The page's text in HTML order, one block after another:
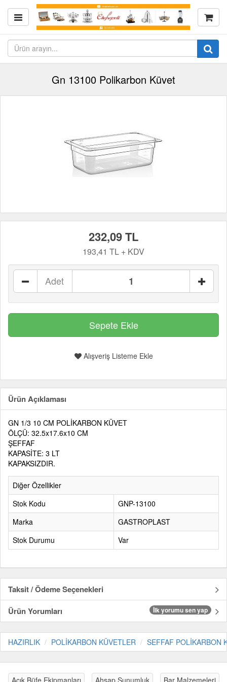
Gn 13100 Polikarbon Küvet
232,09 TL
193,41 TL + KDV
Adet
Alışveriş Listeme Ekle
Ürün Açıklaması
GN 1/3 10 CM POLİKARBON KÜVET
ÖLÇÜ: 32.5x17.6x10 CM
ŞEFFAF
KAPASİTE: 3 LT
KAPAKSIZDIR.
Diğer Özellikler
Stok Kodu
GNP-13100
Marka
GASTROPLAST
Stok Durumu
Var
Taksit / Ödeme Seçenekleri
Ürün Yorumları
İlk yorumu sen yap
HAZIRLIK POLİKARBON KÜVETLER SEFFAF POLİKARBON
Açık Büfe Ekipmanları Ahşap Sunumluk Bar Malzemeleri